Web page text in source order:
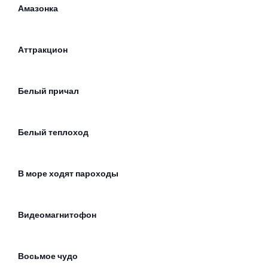
Амазонка
Аттракцион
Белый причал
Белый теплоход
В море ходят пароходы
Видеомагнитофон
Восьмое чудо